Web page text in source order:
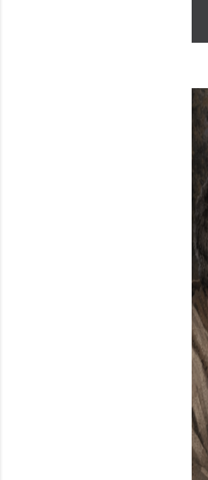
s
t
a
g
e
n
s